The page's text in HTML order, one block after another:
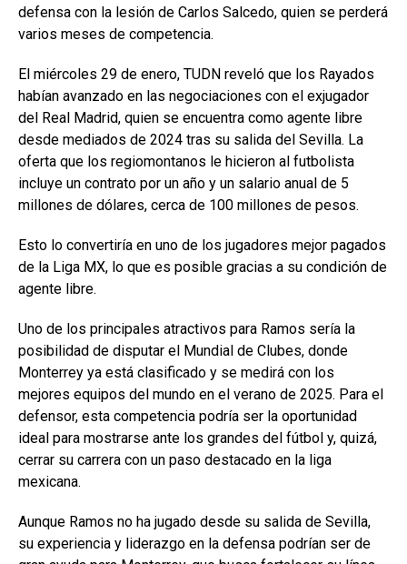
defensa con la lesión de Carlos Salcedo, quien se perderá
varios meses de competencia.
El miércoles 29 de enero, TUDN reveló que los Rayados
habían avanzado en las negociaciones con el exjugador
del Real Madrid, quien se encuentra como agente libre
desde mediados de 2024 tras su salida del Sevilla. La
oferta que los regiomontanos le hicieron al futbolista
incluye un contrato por un año y un salario anual de 5
millones de dólares, cerca de 100 millones de pesos.
Esto lo convertiría en uno de los jugadores mejor pagados
de la Liga MX, lo que es posible gracias a su condición de
agente libre.
Uno de los principales atractivos para Ramos sería la
posibilidad de disputar el Mundial de Clubes, donde
Monterrey ya está clasificado y se medirá con los
mejores equipos del mundo en el verano de 2025. Para el
defensor, esta competencia podría ser la oportunidad
ideal para mostrarse ante los grandes del fútbol y, quizá,
cerrar su carrera con un paso destacado en la liga
mexicana.
Aunque Ramos no ha jugado desde su salida de Sevilla,
su experiencia y liderazgo en la defensa podrían ser de